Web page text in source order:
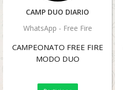
CAMP DUO DIARIO
WhatsApp - Free Fire
CAMPEONATO FREE FIRE
MODO DUO